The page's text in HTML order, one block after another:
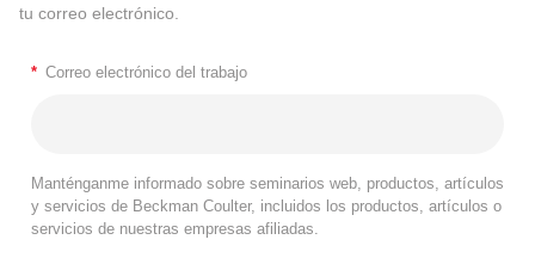
tu correo electrónico.
* Correo electrónico del trabajo
Manténganme informado sobre seminarios web, productos, artículos
y servicios de Beckman Coulter, incluidos los productos, artículos o
servicios de nuestras empresas afiliadas.